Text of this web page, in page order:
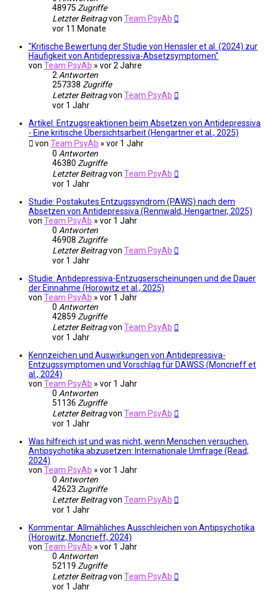
48975 Zugriffe
Letzter Beitragvon Team PsyAb
vor 11 Monate
"Kritische Bewertung der Studie von Henssler et al. (2024) zur
Häufigkeit von Antidepressiva-Absetzsymptomen"
von Team PsyAb » vor 2 Jahre
2 Antworten
257338 Zugriffe
Letzter Beitragvon Team PsyAb
vor 1 Jahr
Artikel: Entzugsreaktionen beim Absetzen von Antidepressiva
- Eine kritische Übersichtsarbeit (Hengartner et al., 2025)
von Team PsyAb » vor 1 Jahr
0 Antworten
46380 Zugriffe
Letzter Beitragvon Team PsyAb
vor 1 Jahr
Studie: Postakutes Entzugssyndrom (PAWS) nach dem
Absetzen von Antidepressiva (Rennwald, Hengartner, 2025)
von Team PsyAb » vor 1 Jahr
0 Antworten
46908 Zugriffe
Letzter Beitragvon Team PsyAb
vor 1 Jahr
Studie: Antidepressiva-Entzugserscheinungen und die Dauer
der Einnahme (Horowitz et al., 2025)
von Team PsyAb » vor 1 Jahr
0 Antworten
42859 Zugriffe
Letzter Beitragvon Team PsyAb
vor 1 Jahr
Kennzeichen und Auswirkungen von Antidepressiva-
Entzugssymptomen und Vorschlag für DAWSS (Moncrieff et
al., 2024)
von Team PsyAb » vor 1 Jahr
0 Antworten
51136 Zugriffe
Letzter Beitragvon Team PsyAb
vor 1 Jahr
Was hilfreich ist und was nicht, wenn Menschen versuchen,
Antipsychotika abzusetzen: Internationale Umfrage (Read,
2024)
von Team PsyAb » vor 1 Jahr
0 Antworten
42623 Zugriffe
Letzter Beitragvon Team PsyAb
vor 1 Jahr
Kommentar: Allmähliches Ausschleichen von Antipsychotika
(Horowitz, Moncrieff, 2024)
von Team PsyAb » vor 1 Jahr
0 Antworten
52119 Zugriffe
Letzter Beitragvon Team PsyAb
vor 1 Jahr